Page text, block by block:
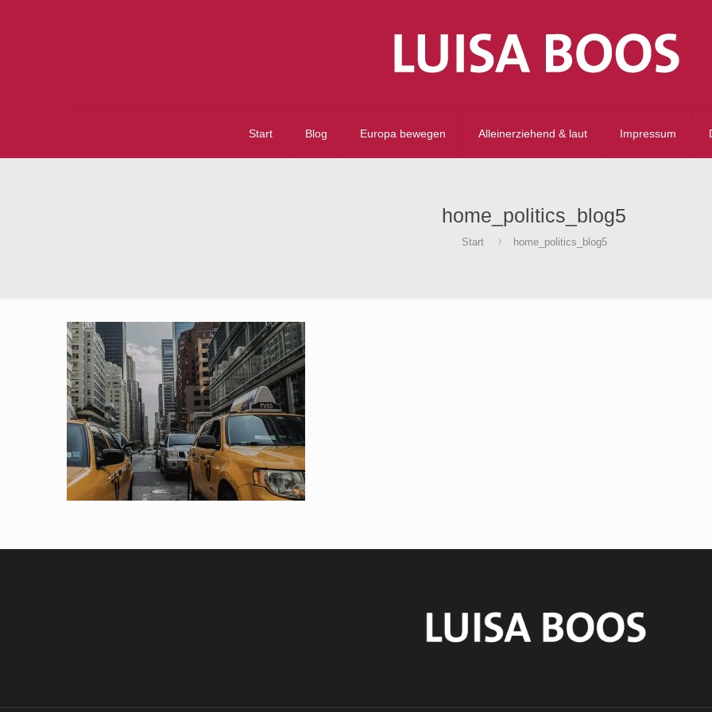
Start Blog Europa bewegen Alleinerziehend & laut Impressum
home_politics_blog5
Start home_politics_blog5